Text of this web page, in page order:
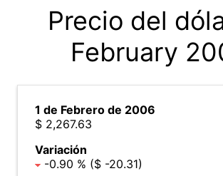
Precio del
February
1 de Febrero de 2006
$ 2,267.63
Variación
-0.90 % ($ -20.31)